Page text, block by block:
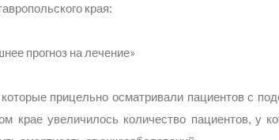
края:
прогноз на лечение»
прицельно осматривали пациентов с
крае увеличилось количество пациентов, у